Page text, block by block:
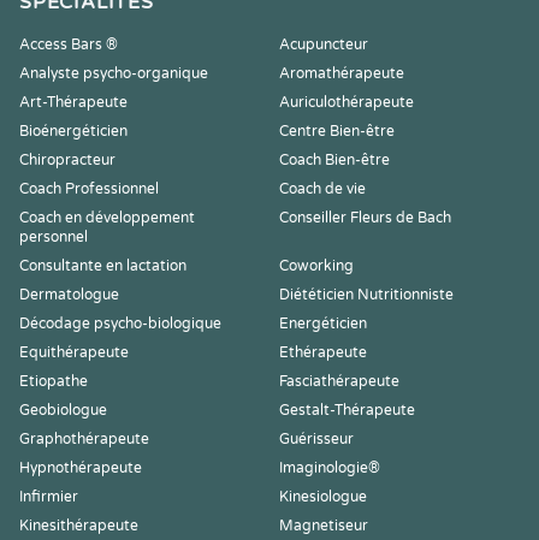
Access Bars ®
Acupuncteur
Analyste psycho-organique
Aromathérapeute
Art-Thérapeute
Auriculothérapeute
Bioénergéticien
Centre Bien-être
Chiropracteur
Coach Bien-être
Coach Professionnel
Coach de vie
Coach en développement
personnel
Conseiller Fleurs de Bach
Consultante en lactation
Coworking
Dermatologue
Diététicien Nutritionniste
Décodage psycho-biologique
Energéticien
Equithérapeute
Ethérapeute
Etiopathe
Fasciathérapeute
Geobiologue
Gestalt-Thérapeute
Graphothérapeute
Guérisseur
Hypnothérapeute
Imaginologie®
Infirmier
Kinesiologue
Kinesithérapeute
Magnetiseur